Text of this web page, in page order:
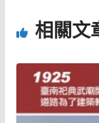
相關文